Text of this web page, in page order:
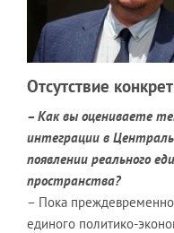
Отсутствие
– Как вы оцениваете
интеграции в
появлении реального
пространства?
– Пока преждевременно
единого политико-